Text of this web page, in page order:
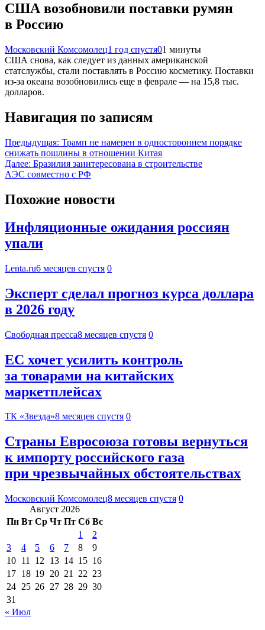
США возобновили поставки румян
в Россию
Московский Комсомолец1 год спустя01 минуты
США снова, как следует из данных американской
статслужбы, стали поставлять в Россию косметику. Поставки
из-за океана возобновились еще в феврале — на 15,8 тыс.
долларов.
Навигация по записям
Предыдущая: Трамп не намерен в одностороннем порядке
снижать пошлины в отношении Китая
Далее: Бразилия заинтересована в строительстве
АЭС совместно с РФ
Похожие новости
Инфляционные ожидания россиян
упали
Lenta.ru6 месяцев спустя 0
Эксперт сделал прогноз курса доллара
в 2026 году
Свободная пресса8 месяцев спустя 0
ЕС хочет усилить контроль
за товарами на китайских
маркетплейсах
ТК «Звезда»8 месяцев спустя 0
Страны Евросоюза готовы вернуться
к импорту российского газа
при чрезвычайных обстоятельствах
Московский Комсомолец8 месяцев спустя 0
Август 2026
Пн Вт Ср Чт Пт Сб Вс
1
2
3
4 5 6 7 8
9
10 11 12 13 14 15 16
17 18 19 20 21 22 23
24 25 26 27 28 29 30
31
« Июл